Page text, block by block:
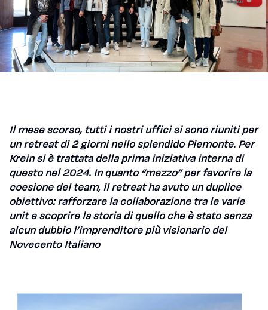
Il mese scorso, tutti i nostri uffici si sono riuniti per
un retreat di 2 giorni nello splendido Piemonte. Per
Krein si è trattata della prima iniziativa interna di
questo nel 2024. In quanto “mezzo” per favorire la
coesione del team, il retreat ha avuto un duplice
obiettivo: rafforzare la collaborazione tra le varie
unit e scoprire la storia di quello che è stato senza
alcun dubbio l’imprenditore più visionario del
Novecento Italiano